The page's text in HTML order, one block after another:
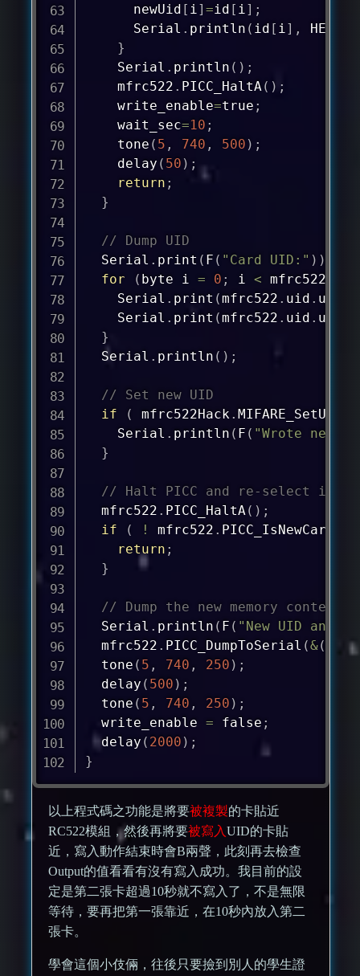
      newUid
[ i ] =id [ i ] ;
      Serial
. println ( id [ i ] , HEX
}
    Serial
. println ( ) ;
    mfrc522
. PICC_HaltA ( ) ;
    write_enable
=true ;
    wait_sec
=10 ;
tone ( 5 , 740 , 500 ) ;
delay ( 50 ) ;
return ;
}
// Dump UID
  Serial
. print ( F ( "Card UID:" ) )
for
( byte i = 0 ; i < mfrc522
    Serial
. print (mfrc522 . uid .
    Serial
. print (mfrc522 . uid .
}
  Serial
. println ( ) ;
// Set new UID
if
( mfrc522Hack . MIFARE_SetUid
    Serial
. println ( F ( "Wrote new
}
// Halt PICC and re-select it so
  mfrc522
. PICC_HaltA ( ) ;
if
( ! mfrc522 .
return ;
}
// Dump the new memory contents
  Serial
. println ( F ( "New UID and
  mfrc522
. PICC_DumpToSerial (&(
tone ( 5 , 740 , 250 ) ;
delay ( 500 ) ;
tone ( 5 , 740 , 250 ) ;
  write_enable
= false ;
delay ( 2000 ) ;
}
以上程式碼之功能是將要被複製的卡貼近
RC522模組，然後再將要被寫入UID的卡貼
近，寫入動作結束時會B兩聲，此刻再去檢查
Output的值看看有沒有寫入成功。我目前的設
定是第二張卡超過10秒就不寫入了，不是無限
等待，要再把第一張靠近，在10秒內放入第二
張卡。
學會這個小伎倆，往後只要撿到別人的學生證